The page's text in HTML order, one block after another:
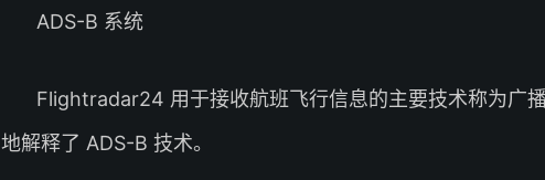
ADS-B 系统
Flightradar24 用于接收航班飞行信息的主要技术称为广
地解释了 ADS-B 技术。